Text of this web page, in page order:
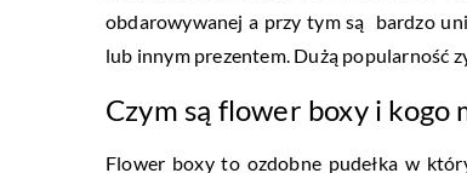
obdarowywanej a przy tym są bardzo
lub innym prezentem. Dużą popularność
Czym są flower boxy i kogo
Flower boxy to ozdobne pudełka w